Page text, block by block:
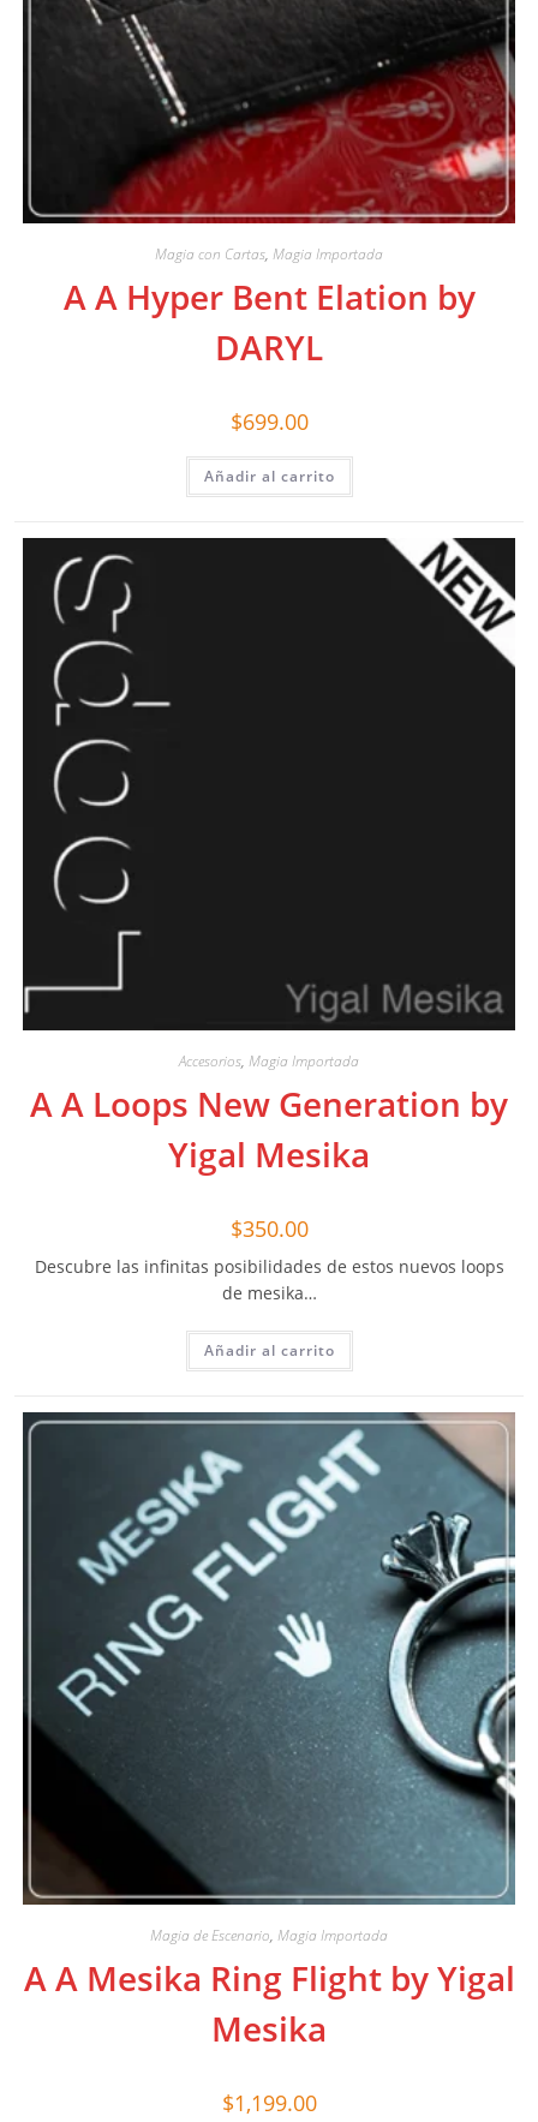
Magia con Cartas, Magia Importada
A A Hyper Bent Elation by
DARYL
$699.00
Añadir al carrito
Accesorios, Magia Importada
A A Loops New Generation by
Yigal Mesika
$350.00
Descubre las infinitas posibilidades de estos nuevos loops
de mesika…
Añadir al carrito
Magia de Escenario, Magia Importada
A A Mesika Ring Flight by Yigal
Mesika
$1,199.00